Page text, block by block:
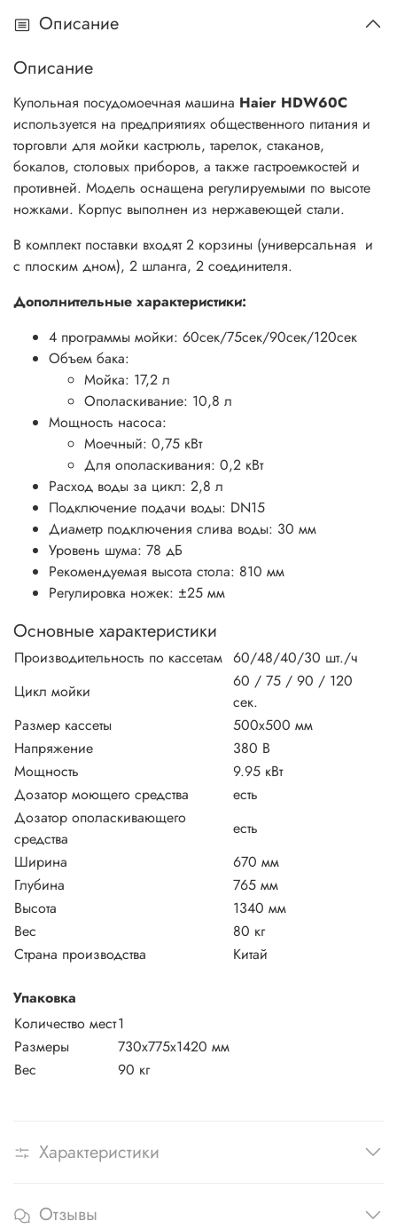
Описание
Описание
Купольная посудомоечная машина Haier HDW60C
используется на предприятиях общественного питания и
торговли для мойки кастрюль, тарелок, стаканов,
бокалов, столовых приборов, а также гастроемкостей и
противней. Модель оснащена регулируемыми по высоте
ножками. Корпус выполнен из нержавеющей стали.
В комплект поставки входят 2 корзины (универсальная и
с плоским дном), 2 шланга, 2 соединителя.
Дополнительные характеристики:
4 программы мойки: 60сек/75сек/90сек/120сек
Объем бака:
Мойка: 17,2 л
Ополаскивание: 10,8 л
Мощность насоса:
Моечный: 0,75 кВт
Для ополаскивания: 0,2 кВт
Расход воды за цикл: 2,8 л
Подключение подачи воды: DN15
Диаметр подключения слива воды: 30 мм
Уровень шума: 78 дБ
Рекомендуемая высота стола: 810 мм
Регулировка ножек: ±25 мм
Основные характеристики
Производительность по кассетам 60/48/40/30 шт./ч
Цикл мойки
60 / 75 / 90 / 120
сек.
Размер кассеты
500х500 мм
Напряжение
380 В
Мощность
9.95 кВт
Дозатор моющего средства
есть
Дозатор ополаскивающего
средства
есть
Ширина
670 мм
Глубина
765 мм
Высота
1340 мм
Вес
80 кг
Страна производства
Китай
Упаковка
Количество мест1
Размеры
730x775x1420 мм
Вес
90 кг
Характеристики
Отзывы